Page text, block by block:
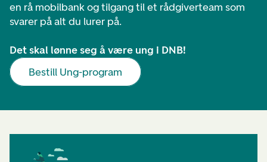
en rå mobilbank og tilgang til et rådgiverteam som
svarer på alt du lurer på.
Det skal lønne seg å være ung i DNB!
Bestill Ung-program